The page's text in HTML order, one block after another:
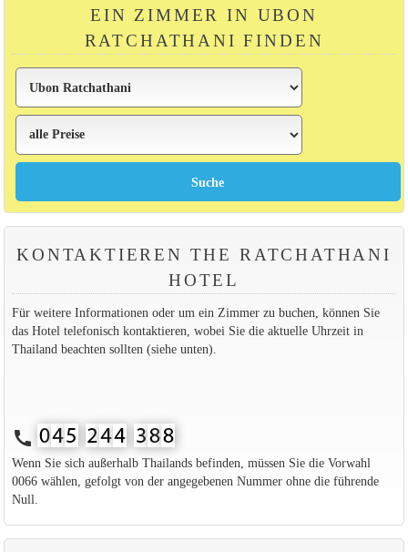
EIN ZIMMER IN UBON
RATCHATHANI FINDEN
KONTAKTIEREN THE RATCHATHANI
HOTEL
Für weitere Informationen oder um ein Zimmer zu buchen, können Sie
das Hotel telefonisch kontaktieren, wobei Sie die aktuelle Uhrzeit in
Thailand beachten sollten (siehe unten).
call
Wenn Sie sich außerhalb Thailands befinden, müssen Sie die Vorwahl
0066 wählen, gefolgt von der angegebenen Nummer ohne die führende
Null.